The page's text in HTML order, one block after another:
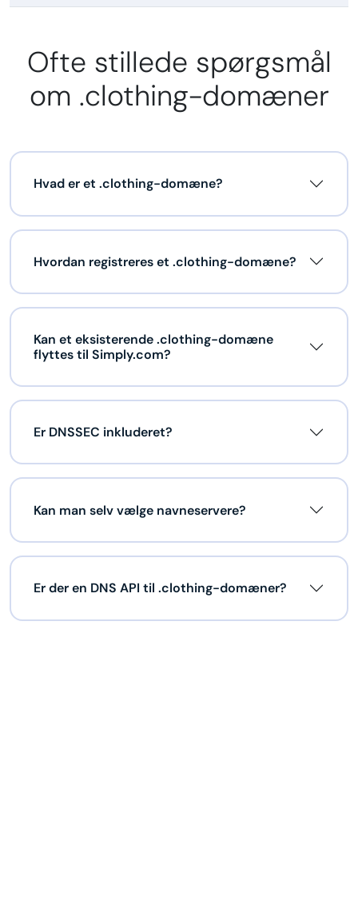
Ofte stillede spørgsmål
om .clothing-domæner
Hvad er et .clothing-domæne?
Hvordan registreres et .clothing-domæne?
Kan et eksisterende .clothing-domæne
flyttes til Simply.com?
Er DNSSEC inkluderet?
Kan man selv vælge navneservere?
Er der en DNS API til .clothing-domæner?